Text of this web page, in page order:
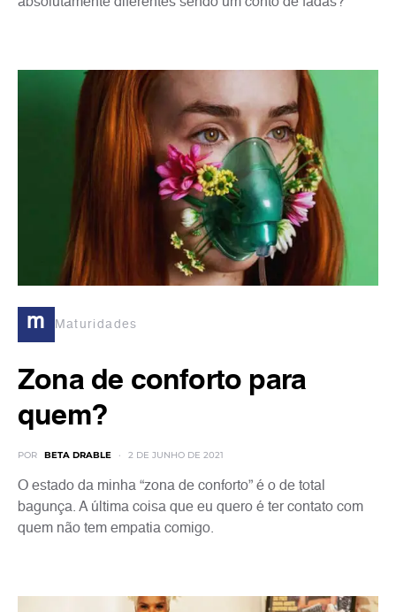
m Maturidades
Zona de conforto para
quem?
POR BETA DRABLE 2 DE JUNHO DE 2021
O estado da minha “zona de conforto” é o de total
bagunça. A última coisa que eu quero é ter contato com
quem não tem empatia comigo.